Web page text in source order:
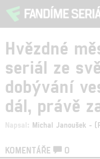
Hvězdné
seriál ze
dobývání
dál, právě
Napsal: Michal Janoušek -
KOMENTÁŘE 0